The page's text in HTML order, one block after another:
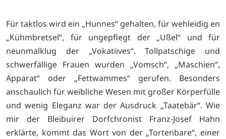
Für taktlos wird ein „Hunnes“ gehalten, für wehleidig en
„Kühmbretsel“, für ungepflegt der „Ußel“ und für
neunmalklug der „Vokatiives“. Tollpatschige und
schwerfällige Frauen wurden „Vomsch“, „Maschien“,
Apparat“ oder „Fettwammes“ gerufen. Besonders
anschaulich für weibliche Wesen mit großer Körperfülle
und wenig Eleganz war der Ausdruck „Taatebär“. Wie
mir der Bleibuirer Dorfchronist Franz-Josef Hahn
erklärte, kommt das Wort von der „Tortenbare“, einer